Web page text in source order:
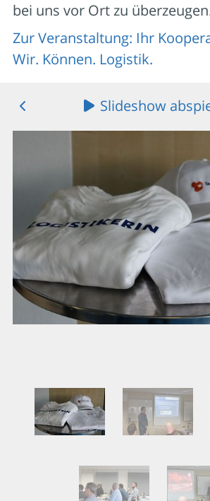
bei uns vor Ort zu
Zur Veranstaltung: Ihr
Wir. Können. Logistik.
Slideshow